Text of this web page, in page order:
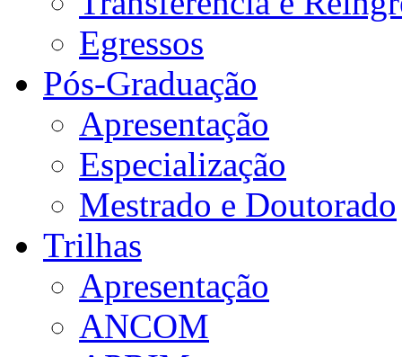
Egressos
Pós-Graduação
Apresentação
Especialização
Mestrado e Doutorado
Trilhas
Apresentação
ANCOM